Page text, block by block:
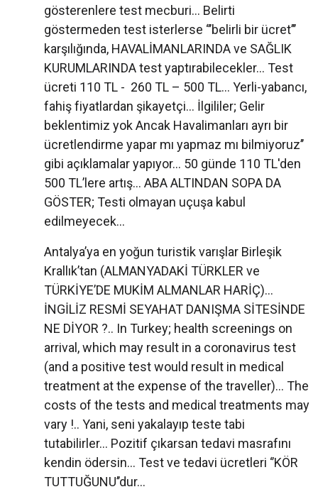
gösterenlere test mecburi... Belirti
göstermeden test isterlerse ‘’’belirli bir ücret’’’
karşılığında, HAVALİMANLARINDA ve SAĞLIK
KURUMLARINDA test yaptırabilecekler... Test
ücreti 110 TL - 260 TL – 500 TL... Yerli-yabancı,
fahiş fiyatlardan şikayetçi... İlgililer; Gelir
beklentimiz yok Ancak Havalimanları ayrı bir
ücretlendirme yapar mı yapmaz mı bilmiyoruz’’
gibi açıklamalar yapıyor... 50 günde 110 TL'den
500 TL’lere artış... ABA ALTINDAN SOPA DA
GÖSTER; Testi olmayan uçuşa kabul
edilmeyecek...
Antalya’ya en yoğun turistik varışlar Birleşik
Krallık’tan (ALMANYADAKİ TÜRKLER ve
TÜRKİYE’DE MUKİM ALMANLAR HARİÇ)...
İNGİLİZ RESMİ SEYAHAT DANIŞMA SİTESİNDE
NE DİYOR ?.. In Turkey; health screenings on
arrival, which may result in a coronavirus test
(and a positive test would result in medical
treatment at the expense of the traveller)… The
costs of the tests and medical treatments may
vary !.. Yani, seni yakalayıp teste tabi
tutabilirler... Pozitif çıkarsan tedavi masrafını
kendin ödersin... Test ve tedavi ücretleri ‘’KÖR
TUTTUĞUNU’’dur...